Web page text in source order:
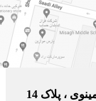
پلاک 14